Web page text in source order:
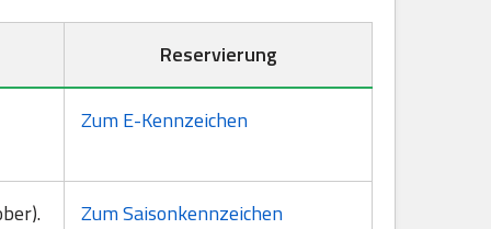
Reservierung
Zum E-Kennzeichen
Zum Saisonkennzeichen